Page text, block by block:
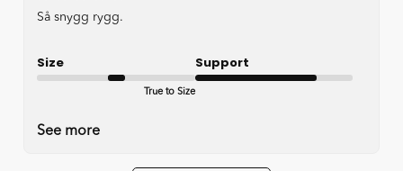
Så snygg rygg.
Size
True to Size
Support
See more